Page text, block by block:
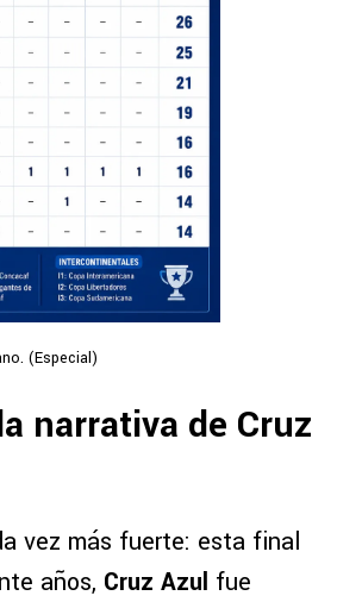
(Especial)
narrativa de Cruz
vez más fuerte: esta final
años, Cruz Azul fue